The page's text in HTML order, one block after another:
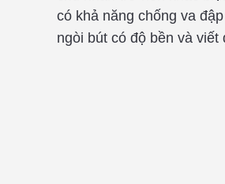
có khả năng chống va
ngòi bút có độ bền và viết